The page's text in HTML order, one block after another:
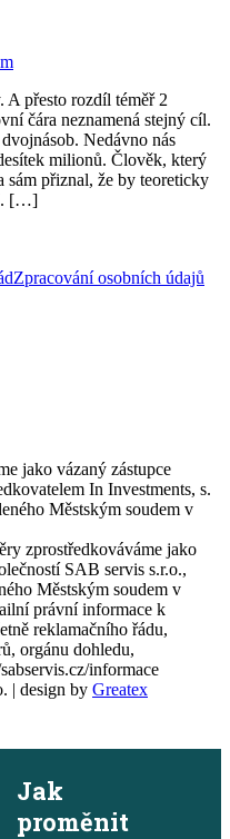
A přesto rozdíl téměř 2
čára neznamená stejný cíl.
Nedávno nás
milionů. Člověk, který
sám přiznal, že by teoreticky
[…]
Zpracování osobních údajů
jako vázaný zástupce
In Investments, s.
Městským soudem v
zprostředkováváme jako
SAB servis s.r.o.,
Městským soudem v
právní informace k
reklamačního řádu,
orgánu dohledu,
informace
| design by Greatex
Jak
proměnit